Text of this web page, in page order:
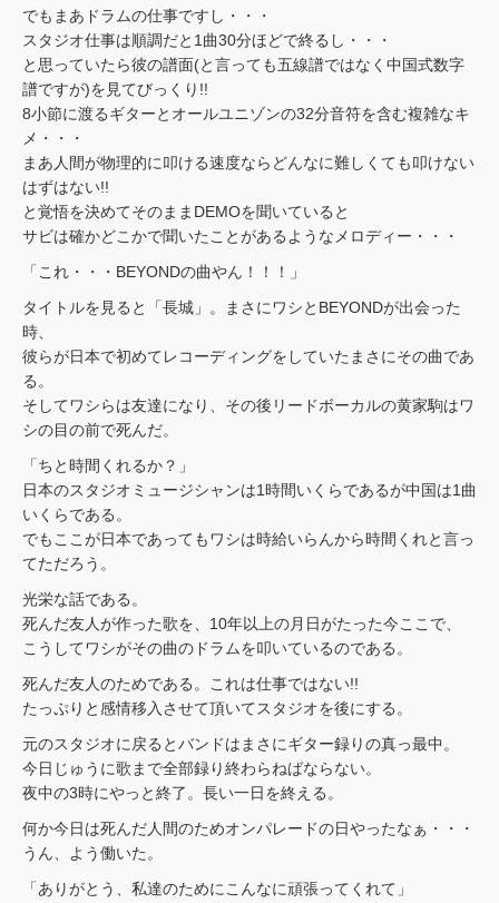
でもまあドラムの仕事ですし・・・
スタジオ仕事は順調だと1曲30分ほどで終るし・・・
と思っていたら彼の譜面(と言っても五線譜ではなく中国式数字
譜ですが)を見てびっくり!!
8小節に渡るギターとオールユニゾンの32分音符を含む複雑なキ
メ・・・
まあ人間が物理的に叩ける速度ならどんなに難しくても叩けない
はずはない!!
と覚悟を決めてそのままDEMOを聞いていると
サビは確かどこかで聞いたことがあるようなメロディー・・・
「これ・・・BEYONDの曲やん！！！」
タイトルを見ると「長城」。まさにワシとBEYONDが出会った
時、
彼らが日本で初めてレコーディングをしていたまさにその曲であ
る。
そしてワシらは友達になり、その後リードボーカルの黄家駒はワ
シの目の前で死んだ。
「ちと時間くれるか？」
日本のスタジオミュージシャンは1時間いくらであるが中国は1曲
いくらである。
でもここが日本であってもワシは時給いらんから時間くれと言っ
てただろう。
光栄な話である。
死んだ友人が作った歌を、10年以上の月日がたった今ここで、
こうしてワシがその曲のドラムを叩いているのである。
死んだ友人のためである。これは仕事ではない!!
たっぷりと感情移入させて頂いてスタジオを後にする。
元のスタジオに戻るとバンドはまさにギター録りの真っ最中。
今日じゅうに歌まで全部録り終わらねばならない。
夜中の3時にやっと終了。長い一日を終える。
何か今日は死んだ人間のためオンパレードの日やったなぁ・・・
うん、よう働いた。
「ありがとう、私達のためにこんなに頑張ってくれて」